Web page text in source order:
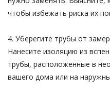
чтобы избежать риска их
4. Уберегите трубы от
Нанесите изоляцию из
трубы, расположенные в
вашего дома или на